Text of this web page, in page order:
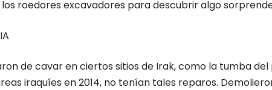
roedores excavadores para descubrir algo
de cavar en ciertos sitios de Irak, como la tumba
iraquíes en 2014, no tenían tales reparos.